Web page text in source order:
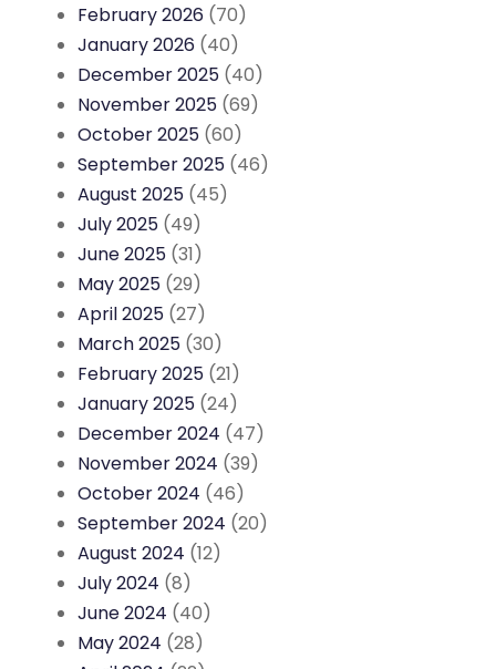
February 2026 (70)
January 2026 (40)
December 2025 (40)
November 2025 (69)
October 2025 (60)
September 2025 (46)
August 2025 (45)
July 2025 (49)
June 2025 (31)
May 2025 (29)
April 2025 (27)
March 2025 (30)
February 2025 (21)
January 2025 (24)
December 2024 (47)
November 2024 (39)
October 2024 (46)
September 2024 (20)
August 2024 (12)
July 2024 (8)
June 2024 (40)
May 2024 (28)